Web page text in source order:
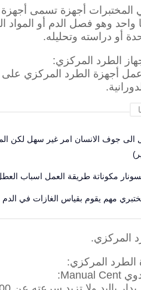
أجهزة تسمى أجهزة
واحد وهو فصل الدم أو المواد
أو دراسته وتحليله.
الطرد المركزي:
عمل أجهزة الطرد المركزي
الى جوف الانسان امر غير سهل لكن
مكوناتة طريقة العمل اسباب
مهم يقوم بقياس الغازات في الدم
الطرد المركزي: